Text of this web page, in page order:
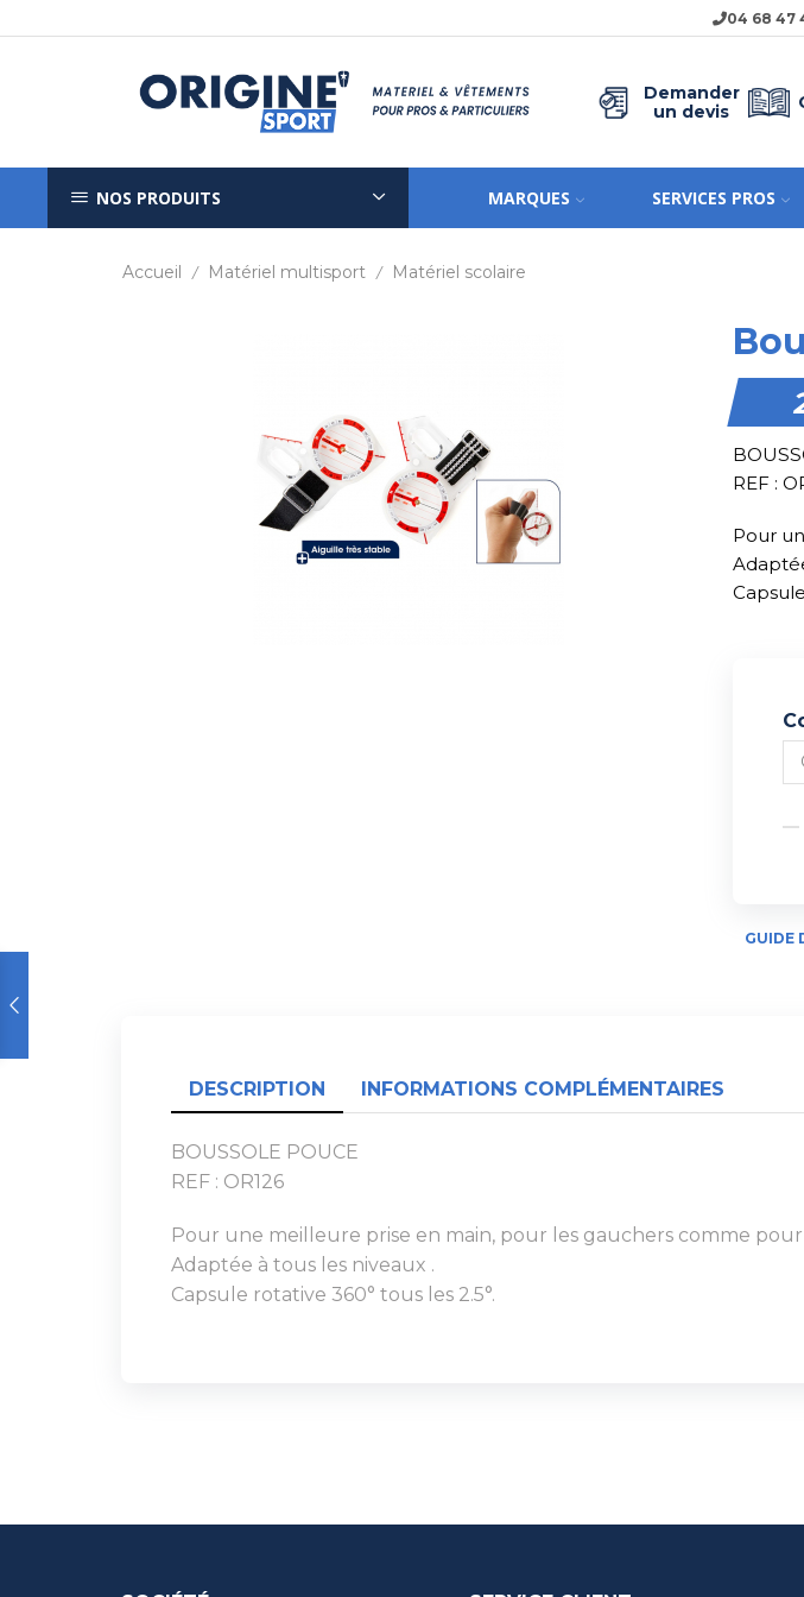
04 68 47
Demander
un devis
NOS PRODUITS MARQUES SERVICES PROS
Accueil / Matériel multisport / Matériel scolaire
REF :
Pour
GUIDE
DESCRIPTION INFORMATIONS COMPLÉMENTAIRES
BOUSSOLE POUCE
REF : OR126
Pour une meilleure prise en main, pour les gauchers comme pour
Adaptée à tous les niveaux .
Capsule rotative 360° tous les 2.5°.